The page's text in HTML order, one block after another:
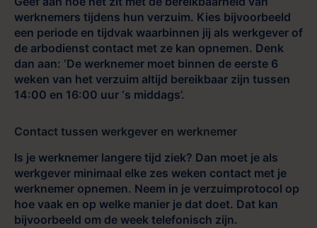
werknemers tijdens hun verzuim. Kies bijvoorbeeld
een periode en tijdvak waarbinnen jij als werkgever of
de arbodienst contact met ze kan opnemen. Denk
dan aan: ‘De werknemer moet binnen de eerste 6
weken van het verzuim altijd bereikbaar zijn tussen
14:00 en 16:00 uur ‘s middags’.
Contact tussen werkgever en werknemer
Is je werknemer langere tijd ziek? Dan moet je als
werkgever minimaal elke zes weken contact met je
werknemer opnemen. Neem in je verzuimprotocol op
hoe vaak en op welke manier je dat doet. Dat kan
bijvoorbeeld om de week telefonisch zijn.